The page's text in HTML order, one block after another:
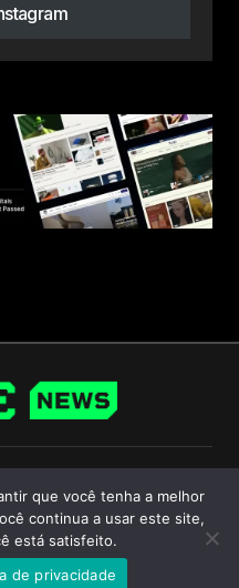
que você tenha a melhor
continua a usar este site,
está satisfeito.
de privacidade